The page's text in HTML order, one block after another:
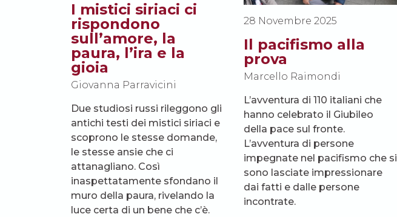
I mistici siriaci ci
rispondono
sull’amore, la
paura, l’ira e la
gioia
Giovanna Parravicini
Due studiosi russi rileggono gli
antichi testi dei mistici siriaci e
scoprono le stesse domande,
le stesse ansie che ci
attanagliano. Così
inaspettatamente sfondano il
muro della paura, rivelando la
luce certa di un bene che c’è.
28 Novembre 2025
Il pacifismo alla
prova
Marcello Raimondi
L’avventura di 110 italiani che
hanno celebrato il Giubileo
della pace sul fronte.
L’avventura di persone
impegnate nel pacifismo che si
sono lasciate impressionare
dai fatti e dalle persone
incontrate.